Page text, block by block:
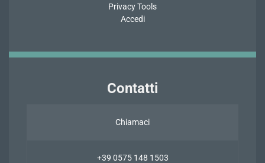
Privacy Tools
Accedi
Contatti
Chiamaci
+39 0575 148 1503